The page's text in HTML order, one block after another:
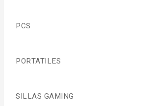
PCS
PORTATILES
SILLAS GAMING